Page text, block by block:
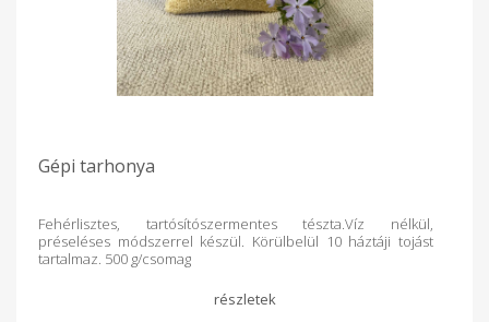
Gépi tarhonya
Fehérlisztes, tartósítószermentes tészta.Víz nélkül,
préseléses módszerrel készül. Körülbelül 10 háztáji tojást
tartalmaz. 500 g/csomag